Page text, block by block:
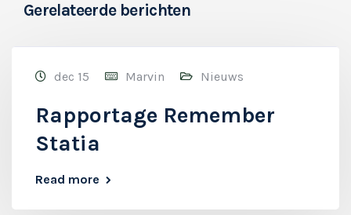
Gerelateerde berichten
dec 15 Marvin Nieuws
Rapportage Remember
Statia
Read more